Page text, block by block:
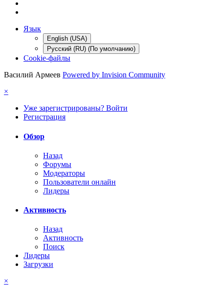
Язык
English (USA)
Русский (RU) (По умолчанию)
Cookie-файлы
Василий Армеев Powered by Invision Community
×
Уже зарегистрированы? Войти
Регистрация
Обзор
Назад
Форумы
Модераторы
Пользователи онлайн
Лидеры
Активность
Назад
Активность
Поиск
Лидеры
Загрузки
×